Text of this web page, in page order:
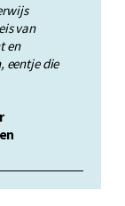
van
en
eentje die